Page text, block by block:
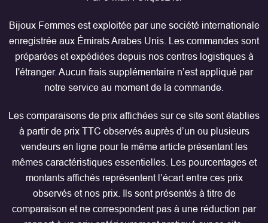
Bijoux Femmes est exploitée par une société internationale
enregistrée aux Émirats Arabes Unis. Les commandes sont
préparées et expédiées depuis nos centres logistiques à
l'étranger. Aucun frais supplémentaire n’est appliqué par
notre service au moment de la commande.
Les comparaisons de prix affichées sur ce site sont établies
à partir de prix TTC observés auprès d’un ou plusieurs
vendeurs en ligne pour le même article présentant les
mêmes caractéristiques essentielles. Les pourcentages et
montants affichés représentent l’écart entre ces prix
observés et nos prix. Ils sont présentés à titre de
comparaison et ne correspondent pas à une réduction par